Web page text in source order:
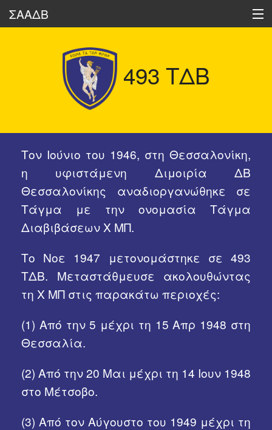
ΣΑΑΔΒ
Ποιοι είμαστε
Δραστηριότητες
Ηχώ των Διαβιβάσεων
Οι Διαβιβάσεις Σήμερα
Ιστορικά Στοιχεία
Δημοσιεύσεις Μελών μας
Διάφορα
493 ΤΔΒ
Τον Ιούνιο του 1946, στη Θεσσαλονίκη,
η υφιστάμενη Διμοιρία ΔΒ
Θεσσαλονίκης αναδιοργανώθηκε σε
Τάγμα με την ονομασία Τάγμα
Διαβιβάσεων Χ ΜΠ.
Το Νοε 1947 μετονομάστηκε σε 493
ΤΔΒ. Μεταστάθμευσε ακολουθώντας
τη X ΜΠ στις παρακάτω περιοχές:
(1) Από την 5 μέχρι τη 15 Απρ 1948 στη
Θεσσαλία.
(2) Από την 20 Μαι μέχρι τη 14 Ιουν 1948
στο Μέτσοβο.
(3) Από τον Αύγουστο του 1949 μέχρι τη